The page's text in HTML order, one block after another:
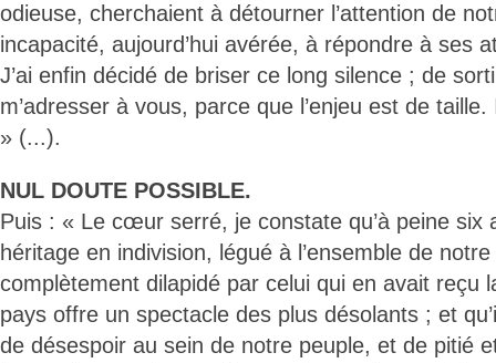
odieuse, cherchaient à détourner l’attention de
incapacité, aujourd’hui avérée, à répondre à ses
J’ai enfin décidé de briser ce long silence ; de
m’adresser à vous, parce que l’enjeu est de
» (...).
NUL DOUTE POSSIBLE.
Puis : « Le cœur serré, je constate qu’à peine six
héritage en indivision, légué à l’ensemble de
complètement dilapidé par celui qui en avait reçu
pays offre un spectacle des plus désolants ; et
de désespoir au sein de notre peuple, et de pitié